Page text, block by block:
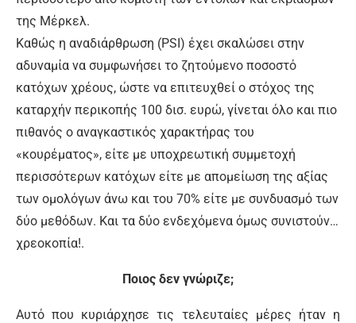
της Μέρκελ.
Καθώς η αναδιάρθρωση (PSI) έχει σκαλώσει στην
αδυναμία να συμφωνήσει το ζητούμενο ποσοστό
κατόχων χρέους, ώστε να επιτευχθεί ο στόχος της
καταρχήν περικοπής 100 δισ. ευρώ, γίνεται όλο και πιο
πιθανός ο αναγκαστικός χαρακτήρας του
«κουρέματος», είτε με υποχρεωτική συμμετοχή
περισσότερων κατόχων είτε με απομείωση της αξίας
των ομολόγων άνω και του 70% είτε με συνδυασμό των
δύο μεθόδων. Και τα δύο ενδεχόμενα όμως συνιστούν…
χρεοκοπία!.
Ποιος δεν γνώριζε;
Αυτό που κυριάρχησε τις τελευταίες μέρες ήταν η